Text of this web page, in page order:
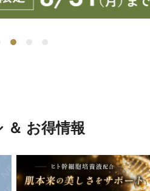
＆ お得情報